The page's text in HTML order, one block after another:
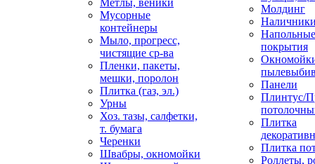
Метлы, веники
Мусорные
контейнеры
Мыло, прогресс,
чистящие ср-ва
Пленки, пакеты,
мешки, поролон
Плитка (газ, эл.)
Урны
Хоз. тазы, салфетки,
т. бумага
Черенки
Швабры, окномойки
Молдинг
Напольные
покрытия
Панели
Плинтус/
Плитка
Плитка
Роллеты,